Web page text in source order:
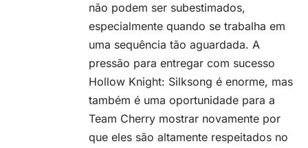
não podem ser subestimados,
especialmente quando se trabalha em
uma sequência tão aguardada. A
pressão para entregar com sucesso
Hollow Knight: Silksong é enorme, mas
também é uma oportunidade para a
Team Cherry mostrar novamente por
que eles são altamente respeitados no